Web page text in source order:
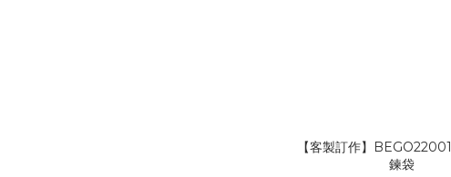
【客製訂作】
鍊袋